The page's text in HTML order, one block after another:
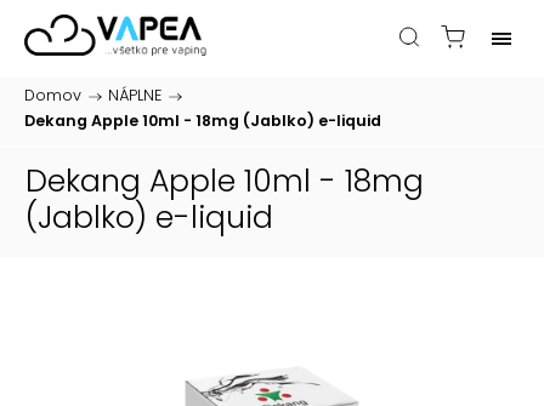
Domov / NÁPLNE /
Dekang Apple 10ml - 18mg (Jablko) e-liquid
Dekang Apple 10ml - 18mg
(Jablko) e-liquid